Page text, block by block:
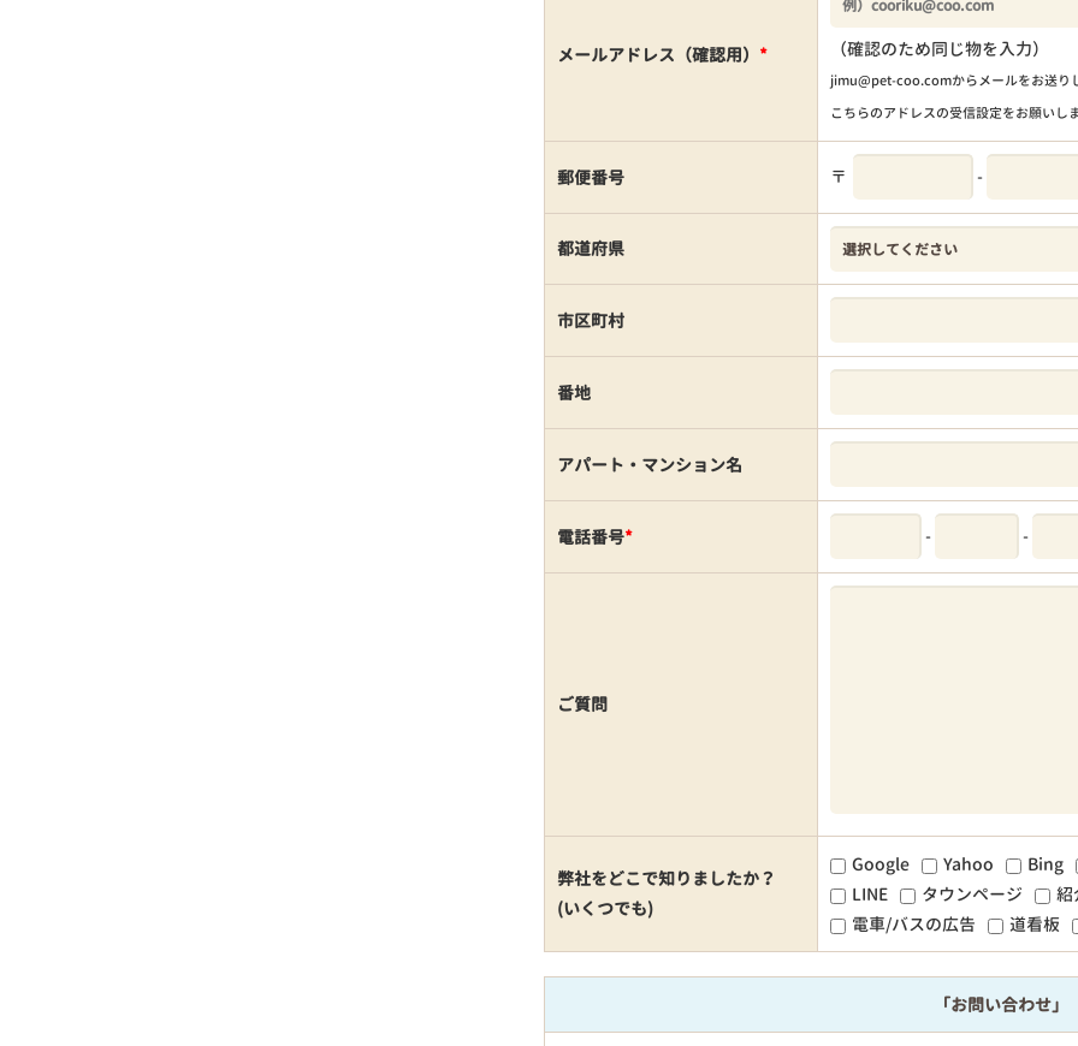
メールアドレス（確認用） * （確認のため同じ物を入力）
jimu@pet-coo.comからメールをお送り
こちらのアドレスの受信設定をお願いし
郵便番号 〒 -
都道府県
市区町村
番地
アパート・マンション名
電話番号* - -
ご質問
弊社をどこで知りましたか？
(いくつでも)
Google Yahoo
Bing
LINE
タウンページ
紹
電車/バスの広告
道看板
「お問い合わせ」